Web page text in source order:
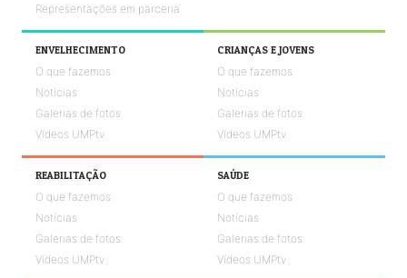
Representações em parceria
ENVELHECIMENTO
O que fazemos
Notícias
Galerias de fotos
Vídeos UMPtv
CRIANÇAS E JOVENS
O que fazemos
Notícias
Galerias de fotos
Vídeos UMPtv
REABILITAÇÃO
O que fazemos
Notícias
Galerias de fotos
Vídeos UMPtv
SAÚDE
O que fazemos
Notícias
Galerias de fotos
Vídeos UMPtv